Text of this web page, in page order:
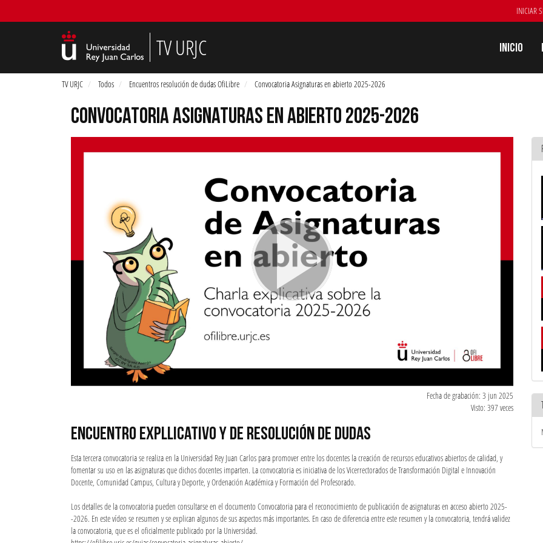
INICIAR
TV URJC Inicio
TV URJC Todos Encuentros resolución de dudas OfiLibre Convocatoria Asignaturas en abierto 2025-2026
CONVOCATORIA ASIGNATURAS EN ABIERTO 2025-2026
Fecha de grabación: 3 jun 2025
Visto: 397 veces
ENCUENTRO EXPLLICATIVO Y DE RESOLUCIÓN DE DUDAS
Esta tercera convocatoria se realiza en la Universidad Rey Juan Carlos para promover entre los docentes la creación de recursos educativos abiertos de calidad, y
fomentar su uso en las asignaturas que dichos docentes imparten. La convocatoria es iniciativa de los Vicerrectorados de Transformación Digital e Innovación
Docente, Comunidad Campus, Cultura y Deporte, y Ordenación Académica y Formación del Profesorado.
Los detalles de la convocatoria pueden consultarse en el documento Convocatoria para el reconocimiento de publicación de asignaturas en acceso abierto 2025-
-2026. En este vídeo se resumen y se explican algunos de sus aspectos más importantes. En caso de diferencia entre este resumen y la convocatoria, tendrá validez
la convocatoria, que es el oficialmente publicado por la Universidad.